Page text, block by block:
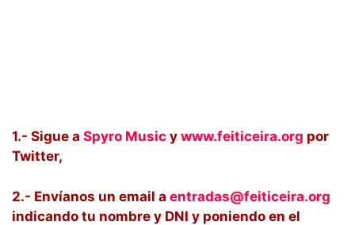
1.- Sigue a Spyro Music y www.feiticeira.org por
Twitter,
2.- Envíanos un email a entradas@feiticeira.org
indicando tu nombre y DNI y poniendo en el